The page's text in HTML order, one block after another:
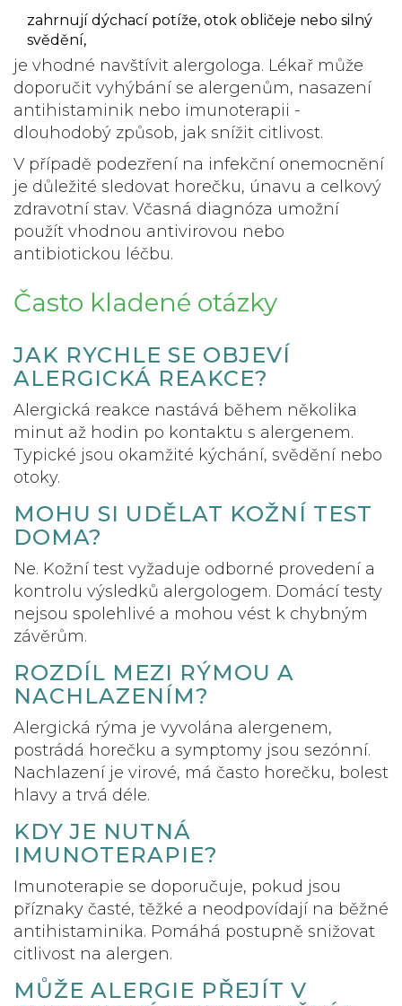
zahrnují dýchací potíže, otok obličeje nebo silný
svědění,
je vhodné navštívit alergologa. Lékař může
doporučit vyhýbání se alergenům, nasazení
antihistaminik nebo imunoterapii -
dlouhodobý způsob, jak snížit citlivost.
V případě podezření na infekční onemocnění
je důležité sledovat horečku, únavu a celkový
zdravotní stav. Včasná diagnóza umožní
použít vhodnou antivirovou nebo
antibiotickou léčbu.
Často kladené otázky
JAK RYCHLE SE OBJEVÍ
ALERGICKÁ REAKCE?
Alergická reakce nastává během několika
minut až hodin po kontaktu s alergenem.
Typické jsou okamžité kýchání, svědění nebo
otoky.
MOHU SI UDĚLAT KOŽNÍ TEST
DOMA?
Ne. Kožní test vyžaduje odborné provedení a
kontrolu výsledků alergologem. Domácí testy
nejsou spolehlivé a mohou vést k chybným
závěrům.
ROZDÍL MEZI RÝMOU A
NACHLAZENÍM?
Alergická rýma je vyvolána alergenem,
postrádá horečku a symptomy jsou sezónní.
Nachlazení je virové, má často horečku, bolest
hlavy a trvá déle.
KDY JE NUTNÁ
IMUNOTERAPIE?
Imunoterapie se doporučuje, pokud jsou
příznaky časté, těžké a neodpovídají na běžné
antihistaminika. Pomáhá postupně snižovat
citlivost na alergen.
MŮŽE ALERGIE PŘEJÍT V